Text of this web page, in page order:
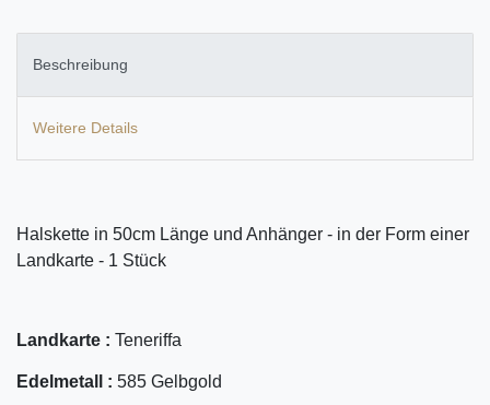
Beschreibung
Weitere Details
Halskette in 50cm Länge und Anhänger - in der Form einer
Landkarte - 1 Stück
Landkarte : Teneriffa
Edelmetall : 585 Gelbgold